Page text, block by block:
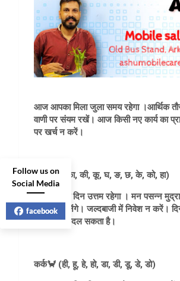
आज आपका मिला जुला समय रहेगा ।आर्थिक
वाणी पर संयम रखें। आज किसी नए कार्य का
पर खर्च न करें।
मिथुन👫 (का, की, कू, घ, ङ, छ, के, को, हा)
आज आपका दिन उत्तम रहेगा । मन पसन्न मुद्रा
अधिकारी बनेंगे। जल्दबाजी में निवेश न करें।
हकीकत में बदल सकता है।
कर्क🦀 (ही, हू, हे, हो, डा, डी, डू, डे, डो)
Follow us on
Social Media
facebook